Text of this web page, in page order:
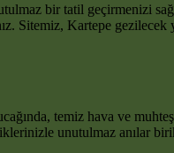
bir tatil geçirmenizi
Sitemiz, Kartepe
temiz hava ve
unutulmaz anılar